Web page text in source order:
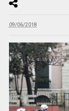
09/06/2018